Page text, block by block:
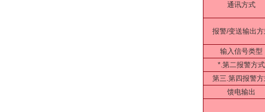
通讯方式
报警/变送输出方
输入信号类型
*.第二报警方式
第三.第四报警方
馈电输出